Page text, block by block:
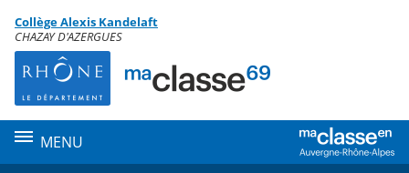
Menu de la rubrique
Contenu
Collège Alexis Kandelaft
CHAZAY D'AZERGUES
MENU